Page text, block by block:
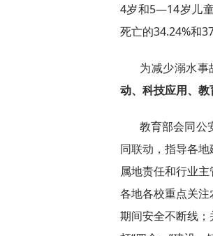
4岁和5—14岁儿
死亡的34.24%和
为减少溺水事
动、科技应用、教
教育部会同公
同联动，指导各
属地责任和行业
各地各校重点关
期间安全不断线